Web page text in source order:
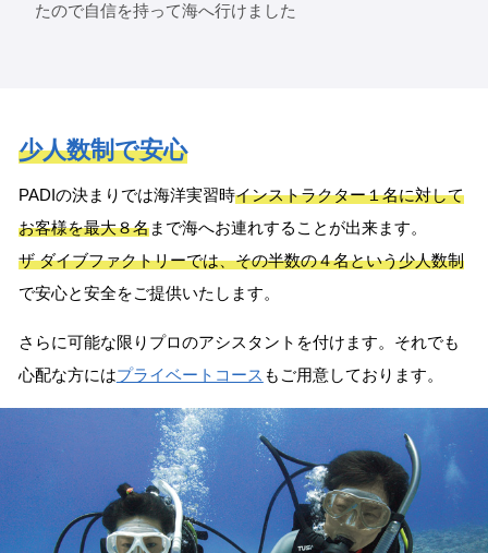
たので自信を持って海へ行けました
少人数制で安心
PADIの決まりでは海洋実習時インストラクター１名に対して
お客様を最大８名まで海へお連れすることが出来ます。
ザ ダイブファクトリーでは、その半数の４名という少人数制
で安心と安全をご提供いたします。
さらに可能な限りプロのアシスタントを付けます。それでも
心配な方にはプライベートコース もご用意しております。